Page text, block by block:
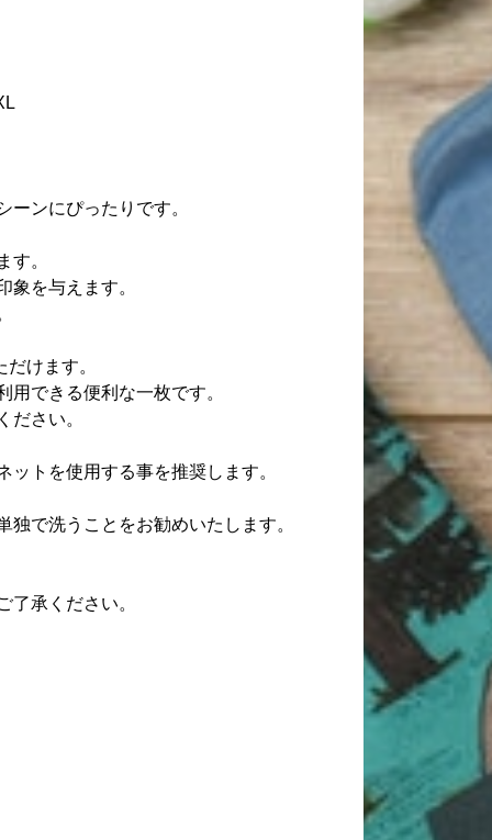
ンにぴったりです。
す。
を与えます。
けます。
できる便利な一枚です。
ださい。
トを使用する事を推奨します。
で洗うことをお勧めいたします。
承ください。